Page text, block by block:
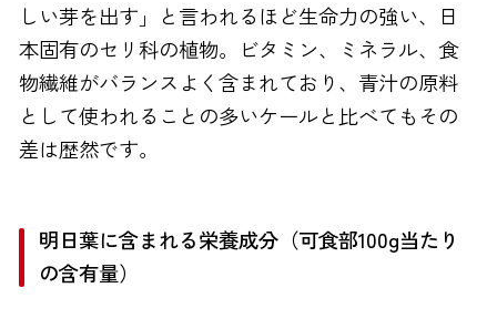
しい芽を出す」と言われるほど生命力の強い、日
本固有のセリ科の植物。ビタミン、ミネラル、食
物繊維がバランスよく含まれており、青汁の原料
として使われることの多いケールと比べてもその
差は歴然です。
明日葉に含まれる栄養成分（可食部100g当たり
の含有量）